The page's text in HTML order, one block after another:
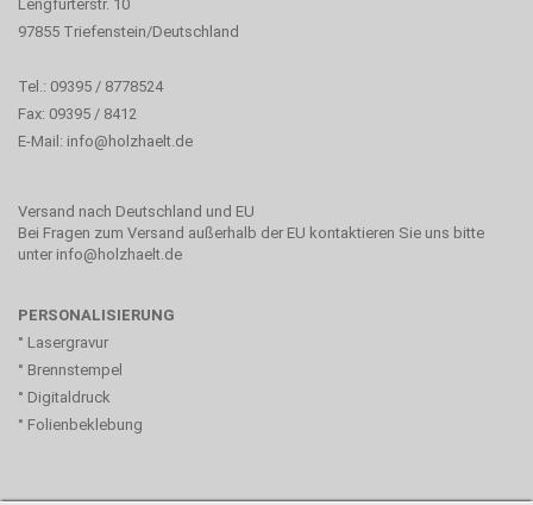
Lengfurterstr. 10
97855 Triefenstein/Deutschland
Tel.: 09395 / 8778524
Fax: 09395 / 8412
E-Mail: info@holzhaelt.de
Versand nach Deutschland und EU
Bei Fragen zum Versand außerhalb der EU kontaktieren Sie uns bitte
unter info@holzhaelt.de
PERSONALISIERUNG
° Lasergravur
° Brennstempel
° Digitaldruck
° Folienbeklebung